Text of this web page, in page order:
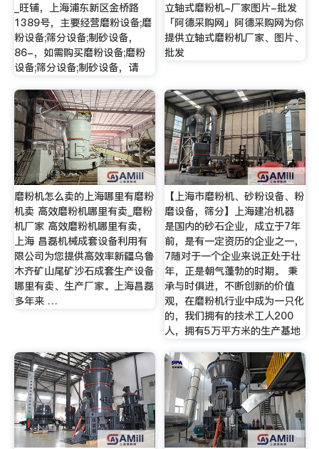
_旺铺，上海浦东新区金桥路
1389号，主要经营磨粉设备;磨
粉设备;筛分设备;制砂设备，
86-，如需购买磨粉设备;磨粉
设备;筛分设备;制砂设备，请
立轴式磨粉机-厂家图片-批发
「阿德采购网」阿德采购网为你
提供立轴式磨粉机厂家、图片、
批发
磨粉机怎么卖的上海哪里有磨粉
机卖 高效磨粉机哪里有卖_磨粉
机厂家 高效磨粉机哪里有卖，
上海 昌磊机械成套设备利用有
限公司为您提供高效率新疆乌鲁
木齐矿山尾矿沙石成套生产设备
哪里有卖、生产厂家。上海昌磊
多年来 …
【上海市磨粉机、砂粉设备、粉
磨设备，筛分】上海建冶机器
是国内的砂石企业，成立于7年
前，是有一定资历的企业之一，
7随对于一个企业来说正处于壮
年，正是朝气蓬勃的时期。 秉
承与时俱进，不断创新的价值
观，在磨粉机行业中成为一只化
的，我们拥有的技术工人200
人，拥有5万平方米的生产基地